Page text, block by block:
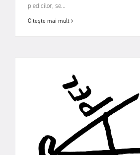
piedicilor, se...
Citește mai mult